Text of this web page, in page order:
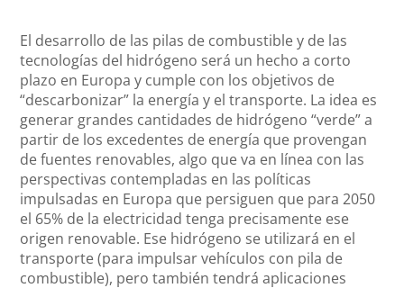
El desarrollo de las pilas de combustible y de las
tecnologías del hidrógeno será un hecho a corto
plazo en Europa y cumple con los objetivos de
“descarbonizar” la energía y el transporte. La idea es
generar grandes cantidades de hidrógeno “verde” a
partir de los excedentes de energía que provengan
de fuentes renovables, algo que va en línea con las
perspectivas contempladas en las políticas
impulsadas en Europa que persiguen que para 2050
el 65% de la electricidad tenga precisamente ese
origen renovable. Ese hidrógeno se utilizará en el
transporte (para impulsar vehículos con pila de
combustible), pero también tendrá aplicaciones